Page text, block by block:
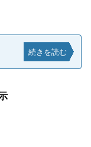
続きを読む